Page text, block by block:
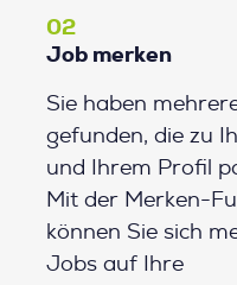
02
Job merken
Sie haben
gefunden, die zu
und Ihrem Profil
Mit der Merken-
können Sie sich
Jobs auf Ihre